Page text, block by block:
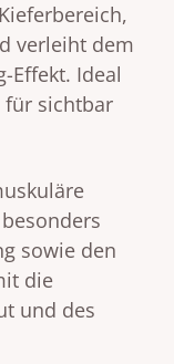
verleiht dem
Effekt. Ideal
für sichtbar
sowie den
die
und des